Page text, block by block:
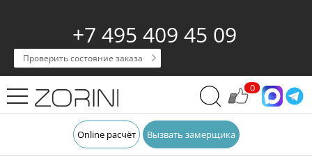
+7 495 409 45 09
Проверить состояние заказа
0
Online расчёт Вызвать замерщика